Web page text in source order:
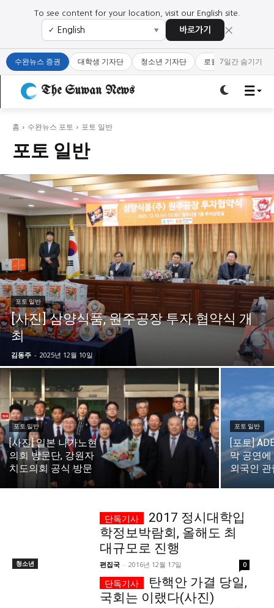
로그인하세요
주요 뉴스
문화 과학·미디어 연예 스포츠
오피니언 & 특집
특집 기사 바로가기 : 청소년· 청년
사설/칼럼
시 문학 (문학산책)
보도 사진 정치 사회 경제 트렌드
지역 & 글로벌 뉴스
서울전역 인천지역 경기지역
강원지역
충청지역
세종지역 경상지역
전라지역
제주지역
부산/울산 대전지역 지방정가
ENG 中文 日文
커뮤니티
미니게임 운세 풀이
서비스 & 앱
수완뉴스 추천 서비스
로그인하세요
주요 뉴스
문화 과학·미디어 연예 스포츠
오피니언 & 특집
특집 기사 바로가기 : 청소년· 청년
사설/칼럼
시 문학 (문학산책)
보도 사진 정치 사회 경제 트렌드
지역 & 글로벌 뉴스
서울전역 인천지역 경기지역 강원지역
충청지역 세종지역 경상지역
전라지역
제주지역
부산/울산 대전지역 지방정가
ENG 中文 日文
커뮤니티
미니게임 운세 풀이
서비스 & 앱
수완뉴스 추천 서비스
To see content for your location, visit our English site.
✓ ▼ 바로가기 ×
수완뉴스 증권 대학생 기자단 청소년 기자단 로컬 큐레이터
7일간 숨기기
The Suwan News
홈 수완뉴스 포토 포토 일반
포토 일반
포토 일반
[사진] 삼양식품, 원주공장 투자 협약식 개
최
김동주 - 2025년 12월 10일
포토 일반
[사진] 일본 나가노현
의회 방문단, 강원자
치도의회 공식 방문
포토 일반
[포토]
막 공연
외국인
청소년
2017 정시대학입
학정보박람회, 올해도 최
대규모로 진행
편집국 - 2016년 12월 17일 0
탄핵안 가결 당일,
국회는 이랬다(사진)